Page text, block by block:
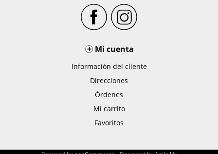
+ Mi cuenta
Información del cliente
Direcciones
Órdenes
Mi carrito
Favoritos